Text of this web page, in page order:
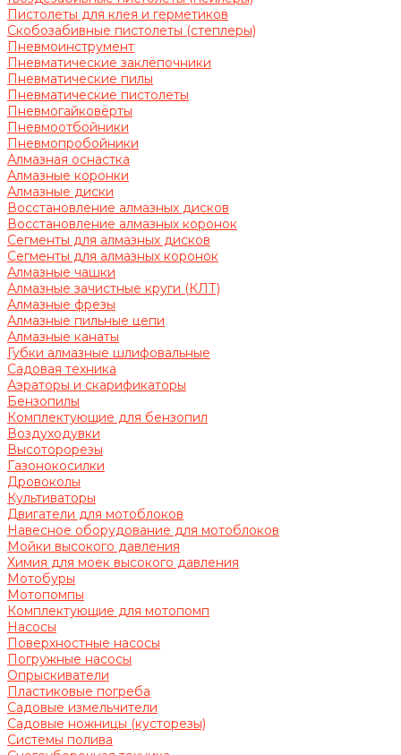
Пистолеты для клея и герметиков
Скобозабивные пистолеты (степлеры)
Пневмоинструмент
Пневматические заклёпочники
Пневматические пилы
Пневматические пистолеты
Пневмогайковёрты
Пневмоотбойники
Пневмопробойники
Алмазная оснастка
Алмазные коронки
Алмазные диски
Восстановление алмазных дисков
Восстановление алмазных коронок
Сегменты для алмазных дисков
Сегменты для алмазных коронок
Алмазные чашки
Алмазные зачистные круги (КЛТ)
Алмазные фрезы
Алмазные пильные цепи
Алмазные канаты
Губки алмазные шлифовальные
Садовая техника
Аэраторы и скарификаторы
Бензопилы
Комплектующие для бензопил
Воздуходувки
Высоторорезы
Газонокосилки
Дровоколы
Культиваторы
Двигатели для мотоблоков
Навесное оборудование для мотоблоков
Мойки высокого давления
Химия для моек высокого давления
Мотобуры
Мотопомпы
Комплектующие для мотопомп
Насосы
Поверхностные насосы
Погружные насосы
Опрыскиватели
Пластиковые погреба
Садовые измельчители
Садовые ножницы (кусторезы)
Системы полива